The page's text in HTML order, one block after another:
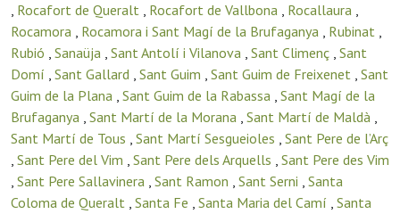
, Rocafort de Queralt , Rocafort de Vallbona , Rocallaura ,
Rocamora , Rocamora i Sant Magí de la Brufaganya , Rubinat ,
Rubió , Sanaüja , Sant Antolí i Vilanova , Sant Climenç , Sant
Domí , Sant Gallard , Sant Guim , Sant Guim de Freixenet , Sant
Guim de la Plana , Sant Guim de la Rabassa , Sant Magí de la
Brufaganya , Sant Martí de la Morana , Sant Martí de Maldà ,
Sant Martí de Tous , Sant Martí Sesgueioles , Sant Pere de l’Arç
, Sant Pere del Vim , Sant Pere dels Arquells , Sant Pere des Vim
, Sant Pere Sallavinera , Sant Ramon , Sant Serni , Santa
Coloma de Queralt , Santa Fe , Santa Maria del Camí , Santa